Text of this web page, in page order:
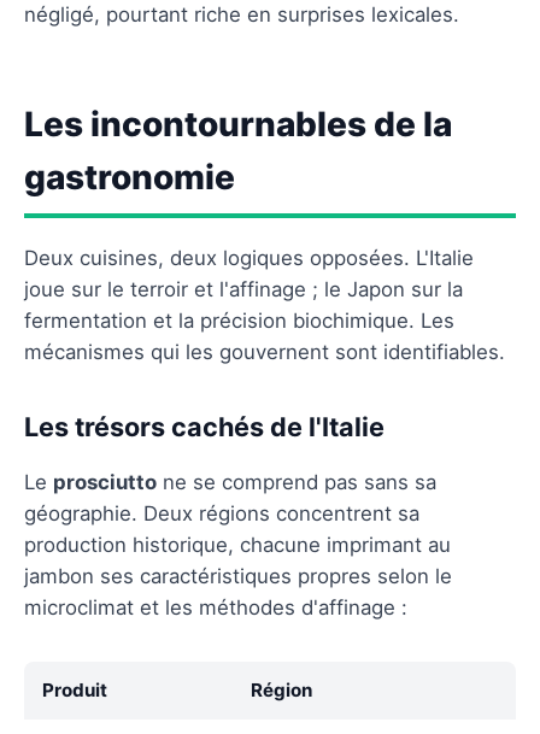
négligé, pourtant riche en surprises lexicales.
Les incontournables de la
gastronomie
Deux cuisines, deux logiques opposées. L'Italie
joue sur le terroir et l'affinage ; le Japon sur la
fermentation et la précision biochimique. Les
mécanismes qui les gouvernent sont identifiables.
Les trésors cachés de l'Italie
Le prosciutto ne se comprend pas sans sa
géographie. Deux régions concentrent sa
production historique, chacune imprimant au
jambon ses caractéristiques propres selon le
microclimat et les méthodes d'affinage :
Produit Région